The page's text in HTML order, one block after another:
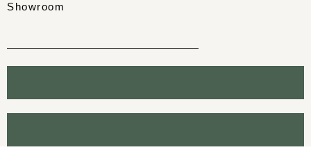
Showroom